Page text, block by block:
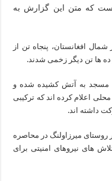
که متن این گزارش به
افغانستان، پنجاه تن از
ده ها تن دیگر زخمی شدند.
مسجد به آتش کشیده شده و
اعلام کرده اند که ترکیبی
داشته اند.
خانواده شیعه در روستای میرزاولنگ در محاصره
های نیروهای امنیتی برای